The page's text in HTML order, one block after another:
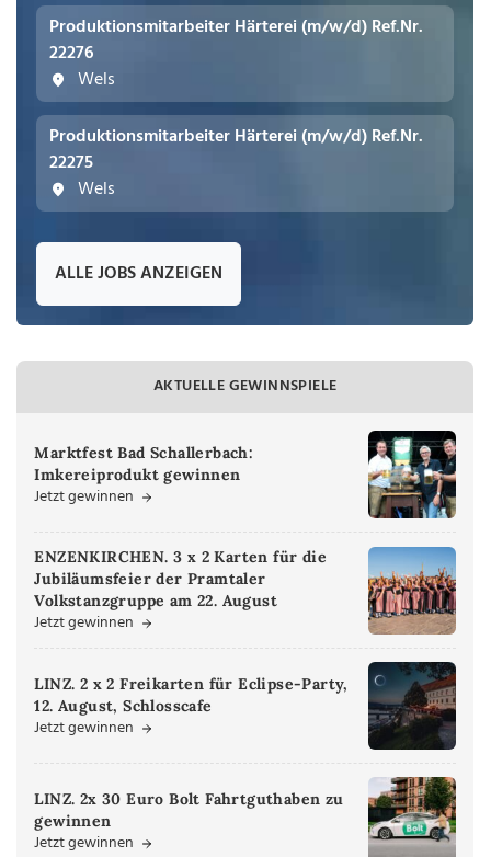
Produktionsmitarbeiter Härterei (m/w/d) Ref.Nr.
22276
Wels
Produktionsmitarbeiter Härterei (m/w/d) Ref.Nr.
22275
Wels
ALLE JOBS ANZEIGEN
AKTUELLE GEWINNSPIELE
Marktfest Bad Schallerbach:
Imkereiprodukt gewinnen
Jetzt gewinnen
ENZENKIRCHEN. 3 x 2 Karten für die
Jubiläumsfeier der Pramtaler
Volkstanzgruppe am 22. August
Jetzt gewinnen
LINZ. 2 x 2 Freikarten für Eclipse-Party,
12. August, Schlosscafe
Jetzt gewinnen
LINZ. 2x 30 Euro Bolt Fahrtguthaben zu
gewinnen
Jetzt gewinnen